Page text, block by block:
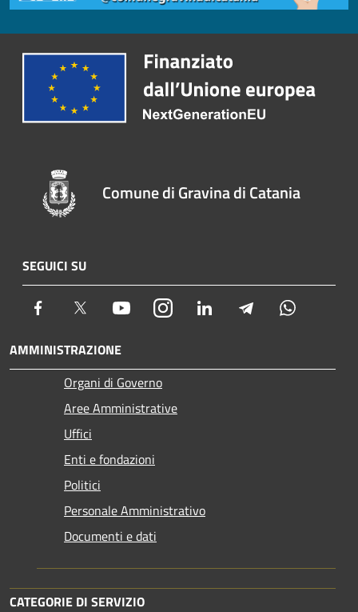
Comune di Gravina di Catania
SEGUICI SU
Facebook Twitter YoutubeInstagram LinkedIn Telegram
AMMINISTRAZIONE
Organi di Governo
Aree Amministrative
Uffici
Enti e fondazioni
Politici
Personale Amministrativo
Documenti e dati
CATEGORIE DI SERVIZIO